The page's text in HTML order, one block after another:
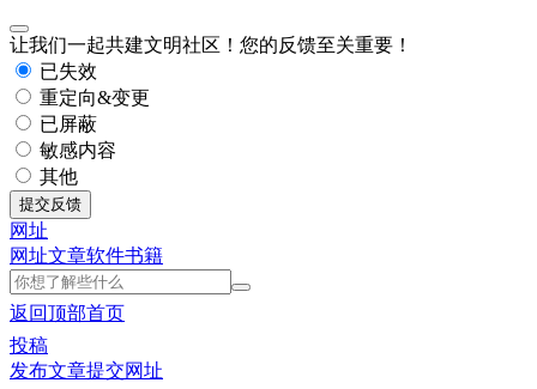
让我们一起共建文明社区！您的反馈至关重要！
已失效
重定向&变更
已屏蔽
敏感内容
其他
提交反馈
网址
网址文章软件书籍
返回顶部首页
投稿
发布文章提交网址